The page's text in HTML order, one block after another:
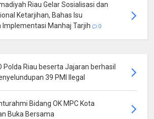
Riau Gelar Sosialisasi dan
Ketarjihan, Bahas Isu
Implementasi Manhaj Tarjih
0
Polda Riau beserta Jajaran berhasil
39 PMI Ilegal
Bidang OK MPC Kota
Buka Bersama